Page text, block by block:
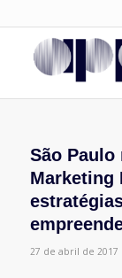
São Paulo
Marketing
27 de abril de 2017